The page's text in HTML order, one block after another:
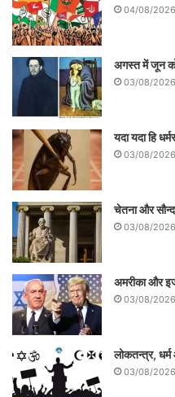
04/08/2026
अगस्त में जून
03/08/2026
यदा यदा हि
03/08/2026
चेतना और
03/08/2026
अमरीका और
03/08/2026
लोकतन्त्र,
03/08/2026